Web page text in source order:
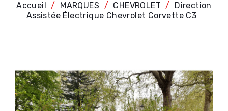
Accueil MARQUES CHEVROLET
Direction
Assistée Électrique Chevrolet Corvette C3